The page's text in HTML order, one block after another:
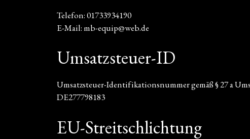
Telefon: 01733934190
E-Mail: mb-equip@web.de
Umsatzsteuer-ID
Umsatzsteuer-Identifikationsnummer gemäß § 27 a
DE277798183
EU-Streitschlichtung